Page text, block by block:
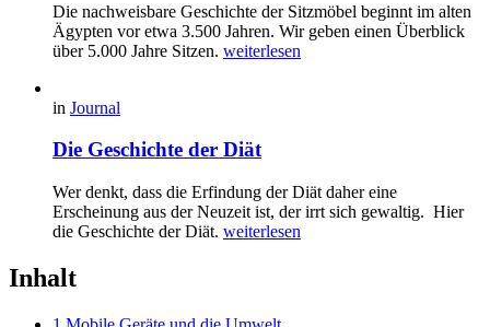
Die nachweisbare Geschichte der Sitzmöbel beginnt im alten
Ägypten vor etwa 3.500 Jahren. Wir geben einen Überblick
über 5.000 Jahre Sitzen. weiterlesen
in Journal
Die Geschichte der Diät
Wer denkt, dass die Erfindung der Diät daher eine
Erscheinung aus der Neuzeit ist, der irrt sich gewaltig. Hier
die Geschichte der Diät. weiterlesen
Inhalt